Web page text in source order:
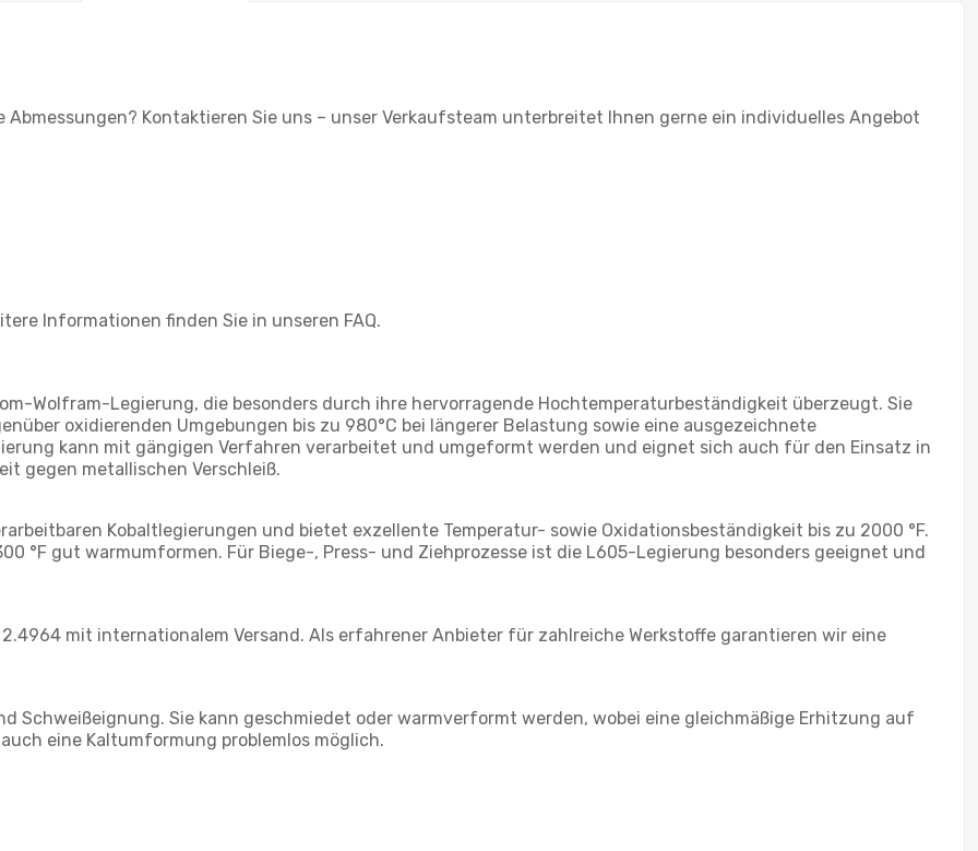
Kontaktieren Sie uns – unser Verkaufsteam unterbreitet Ihnen gerne ein individuelles Angebot
Informationen finden Sie in unseren FAQ.
Wolfram-Legierung, die besonders durch ihre hervorragende Hochtemperaturbeständigkeit überzeugt. Sie
oxidierenden Umgebungen bis zu 980°C bei längerer Belastung sowie eine ausgezeichnete
kann mit gängigen Verfahren verarbeitet und umgeformt werden und eignet sich auch für den Einsatz in
gegen metallischen Verschleiß.
Kobaltlegierungen und bietet exzellente Temperatur- sowie Oxidationsbeständigkeit bis zu 2000 °F.
°F gut warmumformen. Für Biege-, Press- und Ziehprozesse ist die L605-Legierung besonders geeignet und
2.4964 mit internationalem Versand. Als erfahrener Anbieter für zahlreiche Werkstoffe garantieren wir eine
Schweißeignung. Sie kann geschmiedet oder warmverformt werden, wobei eine gleichmäßige Erhitzung auf
eine Kaltumformung problemlos möglich.